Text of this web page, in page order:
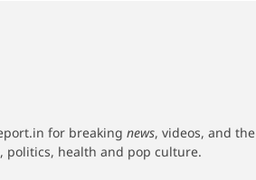
for breaking news, videos, and the
politics, health and pop culture.